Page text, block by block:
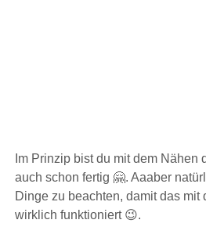
Im Prinzip bist du mit dem Nähen
auch schon fertig 🤗. Aaaber
Dinge zu beachten, damit das mit
wirklich funktioniert 😉.